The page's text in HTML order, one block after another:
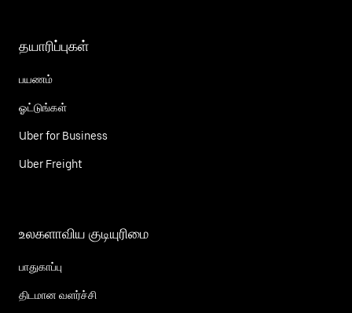
தயாரிப்புகள்
பயணம்
ஓட்டுங்கள்
Uber for Business
Uber Freight
உலகளாவிய குடியுரிமை
பாதுகாப்பு
திடமான வளர்ச்சி